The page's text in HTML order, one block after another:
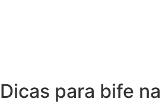
Dicas para bife